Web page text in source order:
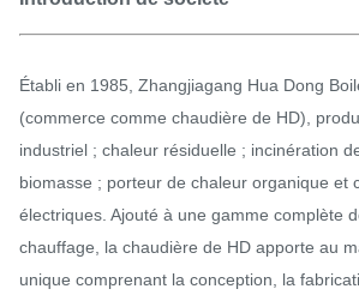
Établi en 1985, Zhangjiagang Hua Dong
(commerce comme chaudière de HD),
industriel ; chaleur résiduelle ; incinération
biomasse ; porteur de chaleur organique et
électriques. Ajouté à une gamme complète
chauffage, la chaudière de HD apporte au
unique comprenant la conception, la